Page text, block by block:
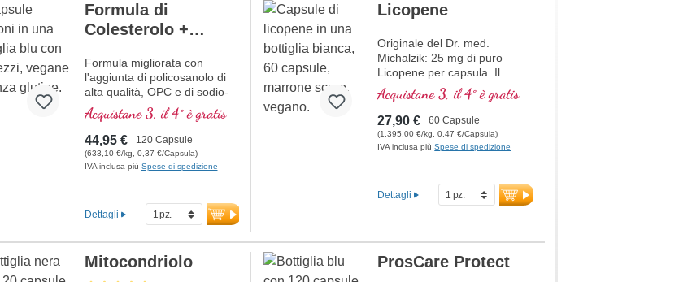
Formula di
Colesterolo +
Formula migliorata con
l'aggiunta di policosanolo di
alta qualità, OPC e di sodio-
R-acido alfa lipoico naturale
Acquistane 3, il 4° è gratis
44,95 € 120 Capsule
(633,10 €/kg, 0,37 €/Capsula)
IVA inclusa più Spese di spedizione
Dettagli
Licopene
Originale del Dr. med.
Michalzik: 25 mg di puro
Licopene per capsula. Il
Licopene del Dr. med.
Michalzik contiene 250 mg di
estratto di carotenoidi con 25
mg di licopene naturale,
estratto da Solanum
riempite sotto atmosfera di
argon per garantire qualità e
maggiori informazioni sul
Acquistane 3, il 4° è gratis
27,90 € 60 Capsule
(1.395,00 €/kg, 0,47 €/Capsula)
IVA inclusa piùSpese di spedizione
Dettagli
Mitocondriolo ProsCare Protect